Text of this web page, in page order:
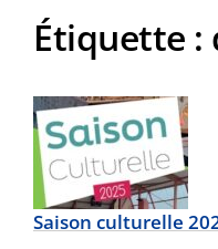
Étiquette :
Saison culturelle